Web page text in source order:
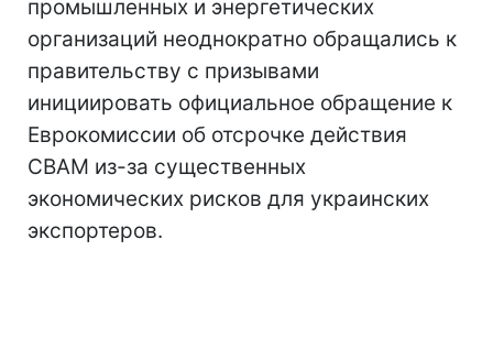
промышленных и энергетических
организаций неоднократно обращались к
правительству с призывами
инициировать официальное обращение к
Еврокомиссии об отсрочке действия
CBAM из-за существенных
экономических рисков для украинских
экспортеров.